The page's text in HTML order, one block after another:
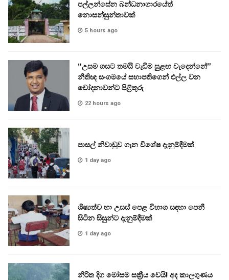
පල්ලන්සේන බන්ධනාගාරයේත්
නොසන්සුන්තාවක්
5 hours ago
“උසම ගසට තමයි වැඩිම සුළඟ වැදෙන්නේ”
නීතිඥ සංගමයේ සභාපතිගෙන් එල්ල වන
චෝදනාවන්ට පිළිතුරු
22 hours ago
පාසල් නිවාඩුව ගැන විශේෂ දැනුම්දීමක්
1 day ago
ශිෂ්‍යත්ව හා උසස් පෙළ විභාග සඳහා පෙනී
සිටින සිසුන්ට දැනුම්දීමක්
1 day ago
නිරිත දිග මෝසම සක්‍රීය වෙයි! අද කාලගුණය